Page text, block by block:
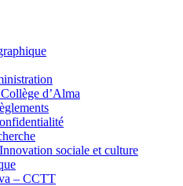
d’Alma
sociale et culture
– CCTT